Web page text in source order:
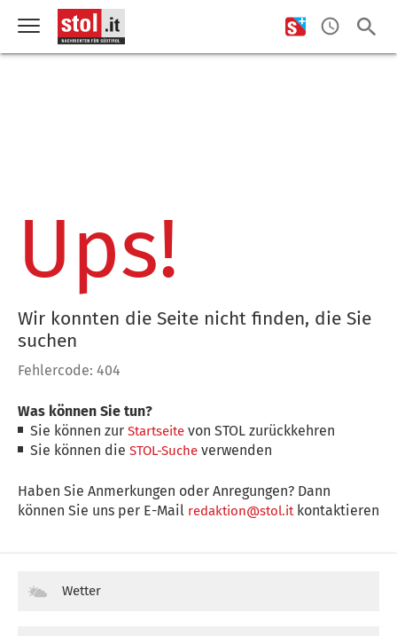
Ups!
Wir konnten die Seite nicht finden, die Sie
suchen
Fehlercode: 404
Was können Sie tun?
Sie können zurStartseite von STOL zurückkehren
Sie können dieSTOL-Suche verwenden
Haben Sie Anmerkungen oder Anregungen? Dann
können Sie uns per E-Mail redaktion@stol.itkontaktieren
Wetter